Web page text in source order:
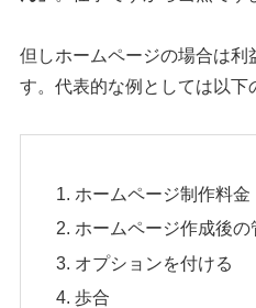
但しホームページの場合は
す。代表的な例としては以下
ホームページ制作料金
ホームページ作成後の
オプションを付ける
歩合